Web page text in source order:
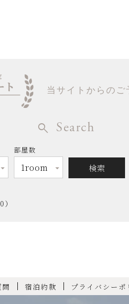
当サイトからのご
Search
部屋数
宿泊約款 プライバシーポ